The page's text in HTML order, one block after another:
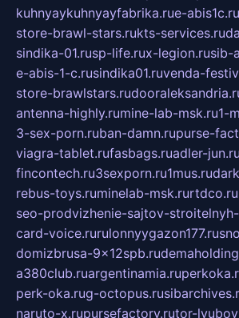
kuhnyaykuhnyayfabrika.rue-abis1c.ru
store-brawl-stars.rukts-services.ru
sindika-01.rusp-life.rux-legion.rusib-
e-abis-1-c.rusindika01.ruvenda-
store-brawlstars.ru
antenna-highly.rumine-lab-msk.ru1-
3-sex-porn.ruban-damn.rupurse-
viagra-tablet.rufasbags.ruadler-jun.ru
fincontech.ru3sexporn.ru1mus.ru
rebus-toys.ruminelab-msk.rurtdco.ru
seo-prodvizhenie-sajtov-
card-voice.rurulonnyygazon177.ru
domizbrusa-9x12spb.ru
a380club.ruargentinamia.ru
perk-oka.rug-octopus.ru
naruto-x.rupursefactory.rutor-